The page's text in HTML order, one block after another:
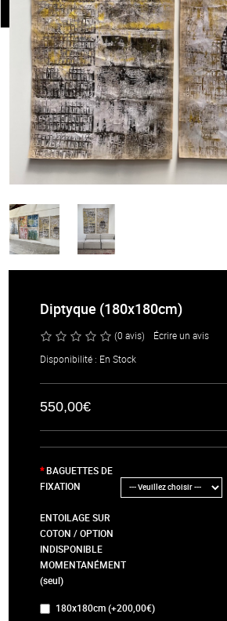
Diptyque (180x180cm)
(0 avis) Écrire un avis
Disponibilité : En Stock
550,00€
BAGUETTES DE
FIXATION
ENTOILAGE SUR
COTON / OPTION
INDISPONIBLE
MOMENTANÉMENT
(seul)
180x180cm (+200,00€)